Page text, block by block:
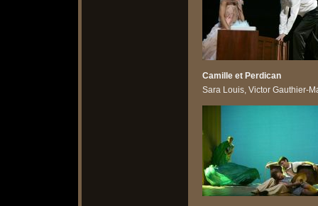
Camille et Perdican
Sara Louis, Victor Gauthier-